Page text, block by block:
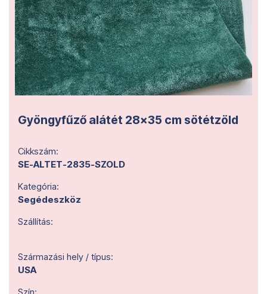
Gyöngyfűző alátét 28x35 cm sötétzöld
Cikkszám:
SE-ALTET-2835-SZOLD
Kategória:
Segédeszköz
Szállítás:
Származási hely / típus:
USA